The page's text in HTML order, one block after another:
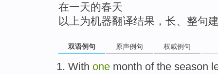
在一天的春天
以上为机器翻译结果，长、整句
双语例句 原声例句 权威例句
With one month of the season